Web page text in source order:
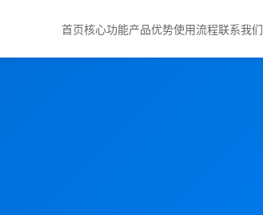
首页核心功能产品优势使用流程联系我们